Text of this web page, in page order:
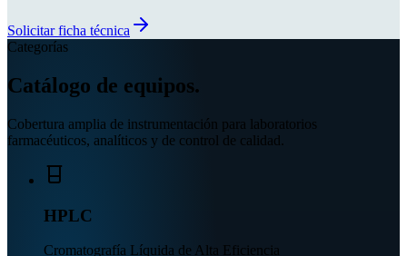
Solicitar ficha técnica
Categorías
Catálogo de equipos.
Cobertura amplia de instrumentación para laboratorios
farmacéuticos, analíticos y de control de calidad.
HPLC
Cromatografía Líquida de Alta Eficiencia